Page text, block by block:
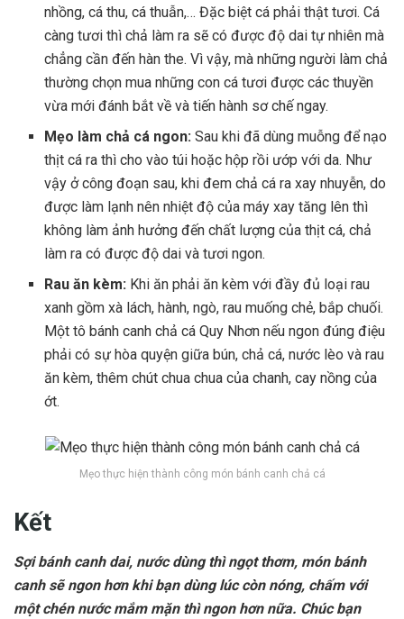
nhồng, cá thu, cá thuẫn,… Đặc biệt cá phải thật tươi. Cá
càng tươi thì chả làm ra sẽ có được độ dai tự nhiên mà
chẳng cần đến hàn the. Vì vậy, mà những người làm chả
thường chọn mua những con cá tươi được các thuyền
vừa mới đánh bắt về và tiến hành sơ chế ngay.
Mẹo làm chả cá ngon: Sau khi đã dùng muỗng để nạo
thịt cá ra thì cho vào túi hoặc hộp rồi ướp với da. Như
vậy ở công đoạn sau, khi đem chả cá ra xay nhuyễn, do
được làm lạnh nên nhiệt độ của máy xay tăng lên thì
không làm ảnh hưởng đến chất lượng của thịt cá, chả
làm ra có được độ dai và tươi ngon.
Rau ăn kèm: Khi ăn phải ăn kèm với đầy đủ loại rau
xanh gồm xà lách, hành, ngò, rau muống chẻ, bắp chuối.
Một tô bánh canh chả cá Quy Nhơn nếu ngon đúng điệu
phải có sự hòa quyện giữa bún, chả cá, nước lèo và rau
ăn kèm, thêm chút chua chua của chanh, cay nồng của
ớt.
Mẹo thực hiện thành công món bánh canh chả cá
Kết
Sợi bánh canh dai, nước dùng thì ngọt thơm, món bánh
canh sẽ ngon hơn khi bạn dùng lúc còn nóng, chấm với
một chén nước mắm mặn thì ngon hơn nữa. Chúc bạn